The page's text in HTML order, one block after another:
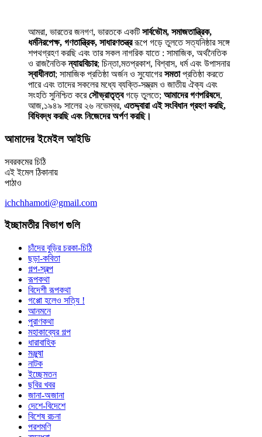
আমরা, ভারতের জনগণ, ভারতকে একটিসার্বভৌম, সমাজতান্ত্রিক,
ধর্মনিরপেক্ষ, গণতান্ত্রিক, সাধারণতন্ত্ররূপে গড়ে তুলতে সত্যনিষ্ঠার সঙ্গে
শপথগ্রহণ করছি এবং তার সকল নাগরিক যাতে : সামাজিক, অর্থনৈতিক
ও রাজনৈতিকন্যায়বিচার; চিন্তা,মতপ্রকাশ, বিশ্বাস, ধর্ম এবং উপাসনার
স্বাধীনতা; সামাজিক প্রতিষ্ঠা অর্জন ও সুযোগেরসমতাপ্রতিষ্ঠা করতে
পারে এবং তাদের সকলের মধ্যে ব্যক্তি-সম্ভ্রম ও জাতীয় ঐক্য এবং
সংহতি সুনিশ্চিত করেসৌভ্রাতৃত্বগড়ে তুলতে; আমাদের গণপরিষদে,
আজ,১৯৪৯ সালের ২৬ নভেম্বর, এতদ্দ্বারা এই সংবিধান গ্রহণ করছি,
বিধিবদ্ধ করছি এবং নিজেদের অর্পণ করছি।
আমাদের ইমেইল আইডি
সবরকমের চিঠি
এই ইমেল ঠিকানায়
পাঠাও
ichchhamoti@gmail.com
ইচ্ছামতীর বিভাগ গুলি
চাঁদের বুড়ির চরকা-চিঠি
ছড়া-কবিতা
গল্প-স্বল্প
রূপকথা
বিদেশী রূপকথা
গপ্পো হলেও সত্যি !
আনমনে
পুরাণকথা
মহাকাব্যের গল্প
ধারাবাহিক
মঞ্জুষা
নাটক
ইচ্ছেমতন
ছবির খবর
জানা-অজানা
দেশে-বিদেশে
বিশেষ রচনা
পরশমণি